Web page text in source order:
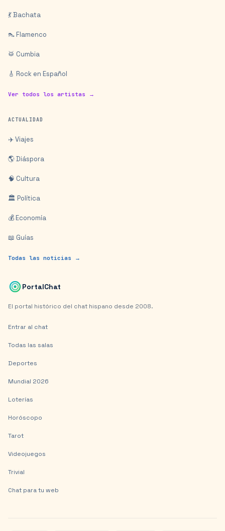
💃 Bachata
👠 Flamenco
🥁 Cumbia
🎸 Rock en Español
Ver todos los artistas →
ACTUALIDAD
✈️ Viajes
🌎 Diáspora
🧠 Cultura
🏛️ Política
💰 Economía
📖 Guías
Todas las noticias →
PortalChat
El portal histórico del chat hispano desde 2008.
Entrar al chat
Todas las salas
Deportes
Mundial 2026
Loterías
Horóscopo
Tarot
Videojuegos
Trivial
Chat para tu web